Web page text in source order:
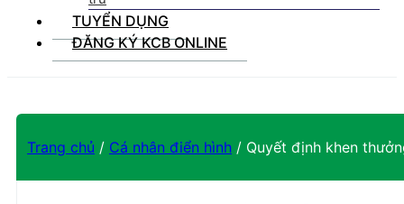
TUYỂN DỤNG
ĐĂNG KÝ KCB ONLINE
Trang chủ / Cá nhân điển hình / Quyết định khen